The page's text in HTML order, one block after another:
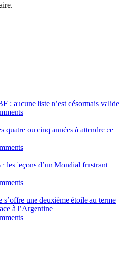
: aucune liste n’est désormais valide
quatre ou cinq années à attendre ce
les leçons d’un Mondial frustrant
une deuxième étoile au terme
à l’Argentine